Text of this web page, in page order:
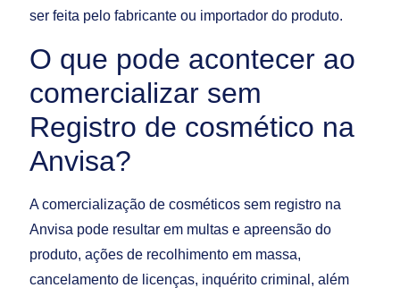
ser feita pelo fabricante ou importador do produto.
O que pode acontecer ao
comercializar sem
Registro de cosmético na
Anvisa?
A comercialização de cosméticos sem registro na
Anvisa pode resultar em multas e apreensão do
produto, ações de recolhimento em massa,
cancelamento de licenças, inquérito criminal, além